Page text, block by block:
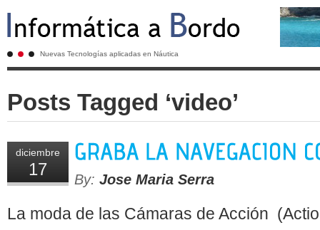
Nuevas Tecnologías aplicadas en Náutica
Posts Tagged ‘video’
diciembre
17
By: Jose Maria Serra
La moda de las Cámaras de Acción